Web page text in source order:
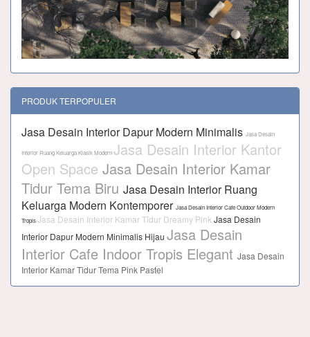
PRODUK TERPOPULER
Jasa Desain Interior Dapur Modern Minimalis Jasa Desain
Interior Ruang Keluarga Klasik ModernJasa Desain Interior Kantor
Open Space Jasa Desain Interior Kamar
Tidur Tema Biru Jasa Desain Interior Ruang
Keluarga Modern Kontemporer Jasa Desain Interior Cafe Outdoor Modern
TropisJasa Desain Interior Kamar Tidur Dreamy Pink Jasa Desain
Interior Dapur Modern Minimalis Hijau Jasa Desain
Interior Cafe Indoor Tropis Elegant Jasa Desain
Interior Kamar Tidur Tema Pink Pastel